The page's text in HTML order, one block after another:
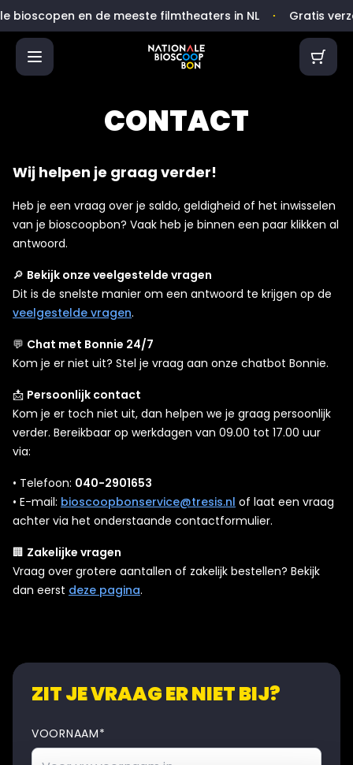
bioscopen en de meeste filmtheaters in NL Gratis
CONTACT
Wij helpen je graag verder!
Heb je een vraag over je saldo, geldigheid of het inwisselen
van je bioscoopbon? Vaak heb je binnen een paar klikken al
antwoord.
🔎 Bekijk onze veelgestelde vragen
Dit is de snelste manier om een antwoord te krijgen op de
veelgestelde vragen.
💬 Chat met Bonnie 24/7
Kom je er niet uit? Stel je vraag aan onze chatbot Bonnie.
📩 Persoonlijk contact
Kom je er toch niet uit, dan helpen we je graag persoonlijk
verder. Bereikbaar op werkdagen van 09.00 tot 17.00 uur
via:
• Telefoon: 040-2901653
• E-mail: bioscoopbonservice@tresis.nl of laat een vraag
achter via het onderstaande contactformulier.
🏢 Zakelijke vragen
Vraag over grotere aantallen of zakelijk bestellen? Bekijk
dan eerst deze pagina.
ZIT JE VRAAG ER NIET BIJ?
VOORNAAM*